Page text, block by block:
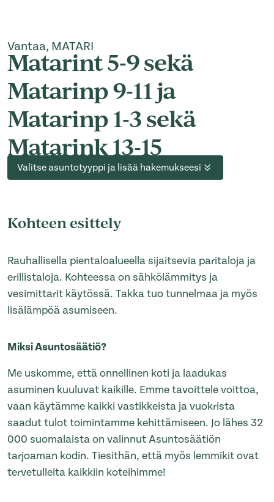
Vantaa, MATARI
Matarint 5-9 sekä
Matarinp 9-11 ja
Matarinp 1-3 sekä
Matarink 13-15
Valitse asuntotyyppi ja lisää hakemukseesi
Kohteen esittely
Rauhallisella pientaloalueella sijaitsevia paritaloja ja
erillistaloja. Kohteessa on sähkölämmitys ja
vesimittarit käytössä. Takka tuo tunnelmaa ja myös
lisälämpöä asumiseen.
Miksi Asuntosäätiö?
Me uskomme, että onnellinen koti ja laadukas
asuminen kuuluvat kaikille. Emme tavoittele voittoa,
vaan käytämme kaikki vastikkeista ja vuokrista
saadut tulot toimintamme kehittämiseen. Jo lähes 32
000 suomalaista on valinnut Asuntosäätiön
tarjoaman kodin. Tiesithän, että myös lemmikit ovat
tervetulleita kaikkiin koteihimme!